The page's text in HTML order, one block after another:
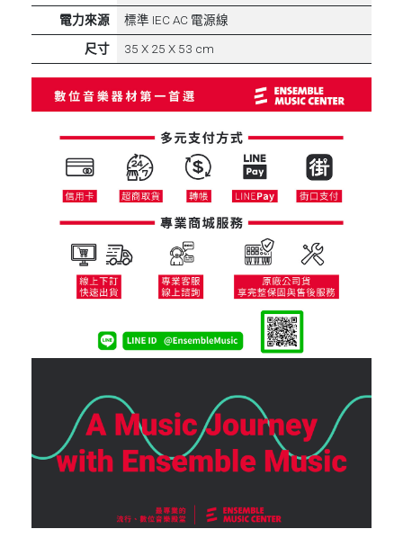
電力來源
標準 IEC AC 電源線
尺寸
35 X 25 X 53 cm